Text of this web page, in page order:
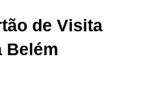
de Visita
Belém